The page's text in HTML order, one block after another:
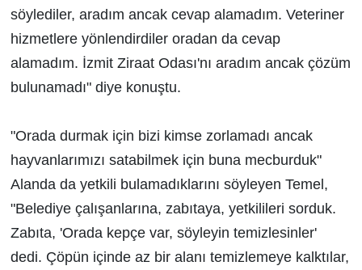
söylediler, aradım ancak cevap alamadım. Veteriner
hizmetlere yönlendirdiler oradan da cevap
alamadım. İzmit Ziraat Odası'nı aradım ancak çözüm
bulunamadı" diye konuştu.
"Orada durmak için bizi kimse zorlamadı ancak
hayvanlarımızı satabilmek için buna mecburduk"
Alanda da yetkili bulamadıklarını söyleyen Temel,
"Belediye çalışanlarına, zabıtaya, yetkilileri sorduk.
Zabıta, 'Orada kepçe var, söyleyin temizlesinler'
dedi. Çöpün içinde az bir alanı temizlemeye kalktılar,